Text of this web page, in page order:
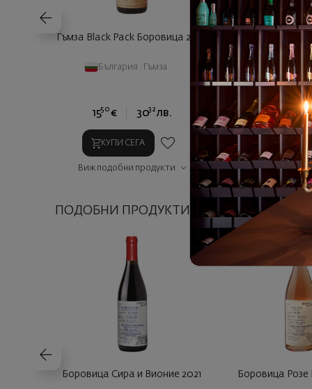
Гъмза Black Pack Боровица 2022
България Гъмза
1550 € 3032 лв.
КУПИ СЕГА
Виж подобни продукти
Боровица Розе
България |
1278 €
КУПИ СЕГА
Виж подобни
ПОДОБНИ ПРОДУКТИ
Боровица Сира и Вионие 2021 Боровица Розе